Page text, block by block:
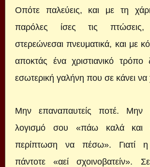
Οπότε παλεύεις, και με τη
παρόλες ίσες τις
στερεώνεσαι πνευματικά, και με
αποκτάς ένα χριστιανικό τρόπο
εσωτερική γαλήνη που σε κάνει να
Μην επαναπαυτείς ποτέ. Μην
λογισμό σου «πάω καλά και
περίπτωση να πέσω». Γιατί η
πάντοτε «αεί σχοινοβατείν».